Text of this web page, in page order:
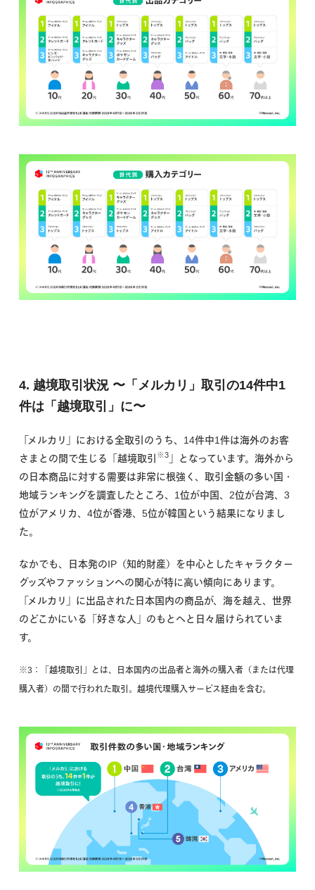
4. 越境取引状況 〜「メルカリ」取引の14件中1
件は「越境取引」に〜
「メルカリ」における全取引のうち、14件中1件は海外のお客
さまとの間で生じる「越境取引 ※3 」
となっています。海外から
の日本商品に対する需要は非常に根強く、取引金額の多い国・
地域ランキングを調査したところ、1位が中国、2位が台湾、3
位がアメリカ、4位が香港、5位が韓国という結果になりまし
た。
なかでも、日本発のIP（知的財産）を中心としたキャラクター
グッズやファッションへの関心が特に高い傾向にあります。
「メルカリ」に出品された日本国内の商品が、海を越え、世界
のどこかにいる「好きな人」のもとへと日々届けられていま
す。
※3：「越境取引」とは、日本国内の出品者と海外の購入者（または代理
購入者）の間で行われた取引。越境代理購入サービス経由を含む。